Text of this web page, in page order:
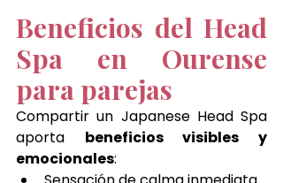
Beneficios del Head
Spa en Ourense
para parejas
Compartir un Japanese Head Spa
aporta beneficios visibles y
emocionales: